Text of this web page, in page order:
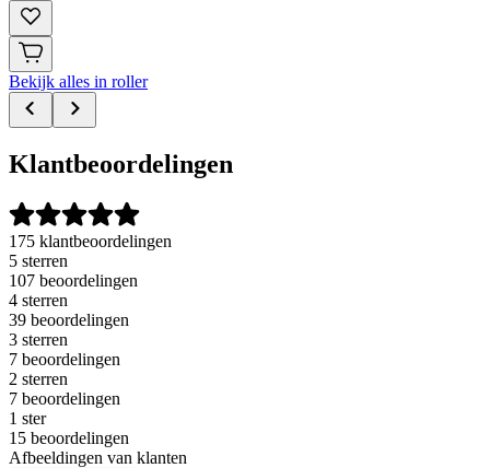
Bekijk alles in roller
Klantbeoordelingen
175 klantbeoordelingen
5 sterren
107 beoordelingen
4 sterren
39 beoordelingen
3 sterren
7 beoordelingen
2 sterren
7 beoordelingen
1 ster
15 beoordelingen
Afbeeldingen van klanten